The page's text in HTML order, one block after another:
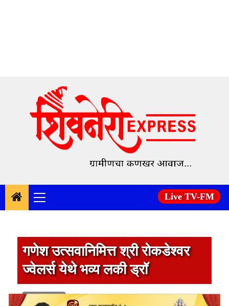
content
Primary
Menu
Live TV-FM
गणेश उत्सवानिमित्त श्री रोकडेश्वर
ज्वेलर्स येथे भव्य लकी ड्रॉ